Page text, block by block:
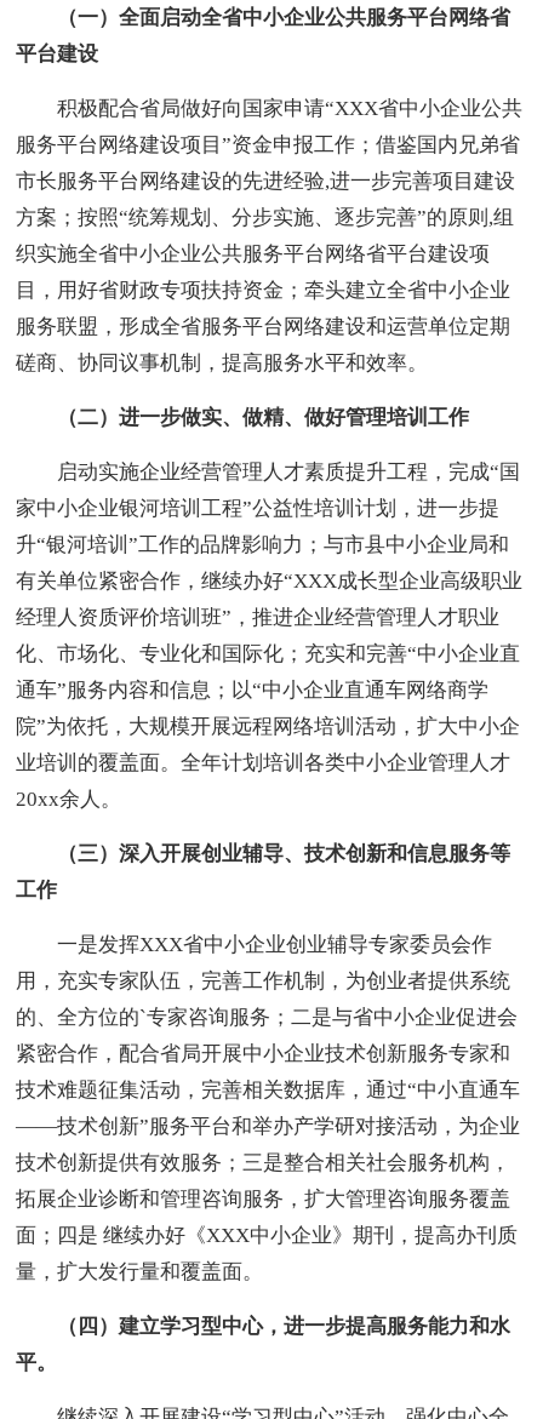
（一）全面启动全省中小企业公共服务平台网络省
平台建设
积极配合省局做好向国家申请“XXX省中小企业公共
服务平台网络建设项目”资金申报工作；借鉴国内兄弟省
市长服务平台网络建设的先进经验,进一步完善项目建设
方案；按照“统筹规划、分步实施、逐步完善”的原则,组
织实施全省中小企业公共服务平台网络省平台建设项
目，用好省财政专项扶持资金；牵头建立全省中小企业
服务联盟，形成全省服务平台网络建设和运营单位定期
磋商、协同议事机制，提高服务水平和效率。
（二）进一步做实、做精、做好管理培训工作
启动实施企业经营管理人才素质提升工程，完成“国
家中小企业银河培训工程”公益性培训计划，进一步提
升“银河培训”工作的品牌影响力；与市县中小企业局和
有关单位紧密合作，继续办好“XXX成长型企业高级职业
经理人资质评价培训班”，推进企业经营管理人才职业
化、市场化、专业化和国际化；充实和完善“中小企业直
通车”服务内容和信息；以“中小企业直通车网络商学
院”为依托，大规模开展远程网络培训活动，扩大中小企
业培训的覆盖面。全年计划培训各类中小企业管理人才
20xx余人。
（三）深入开展创业辅导、技术创新和信息服务等
工作
一是发挥XXX省中小企业创业辅导专家委员会作
用，充实专家队伍，完善工作机制，为创业者提供系统
的、全方位的`专家咨询服务；二是与省中小企业促进会
紧密合作，配合省局开展中小企业技术创新服务专家和
技术难题征集活动，完善相关数据库，通过“中小直通车
——技术创新”服务平台和举办产学研对接活动，为企业
技术创新提供有效服务；三是整合相关社会服务机构，
拓展企业诊断和管理咨询服务，扩大管理咨询服务覆盖
面；四是 继续办好《XXX中小企业》期刊，提高办刊质
量，扩大发行量和覆盖面。
（四）建立学习型中心，进一步提高服务能力和水
平。